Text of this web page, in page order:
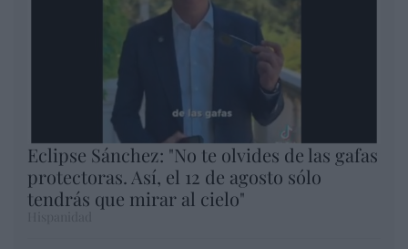
Eclipse Sánchez: "No te olvides de las gafas
protectoras. Así, el 12 de agosto sólo
tendrás que mirar al cielo"